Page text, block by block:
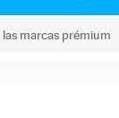
marcas prémium